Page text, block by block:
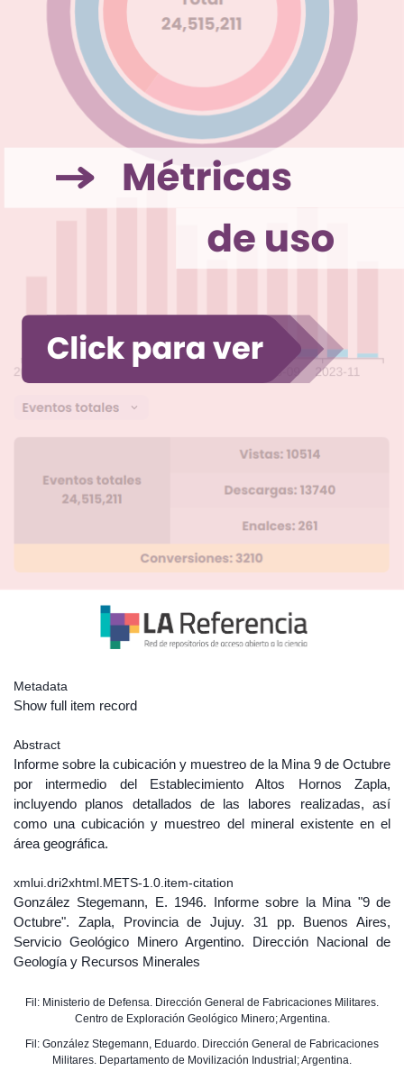
Metadata
Show full item record
Abstract
Informe sobre la cubicación y muestreo de la Mina 9 de Octubre
por intermedio del Establecimiento Altos Hornos Zapla,
incluyendo planos detallados de las labores realizadas, así
como una cubicación y muestreo del mineral existente en el
área geográfica.
xmlui.dri2xhtml.METS-1.0.item-citation
González Stegemann, E. 1946. Informe sobre la Mina "9 de
Octubre". Zapla, Provincia de Jujuy. 31 pp. Buenos Aires,
Servicio Geológico Minero Argentino. Dirección Nacional de
Geología y Recursos Minerales
Fil: Ministerio de Defensa. Dirección General de Fabricaciones Militares.
Centro de Exploración Geológico Minero; Argentina.
Fil: González Stegemann, Eduardo. Dirección General de Fabricaciones
Militares. Departamento de Movilización Industrial; Argentina.